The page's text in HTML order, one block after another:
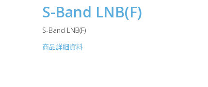
S-Band LNB(F)
S-Band LNB(F)
商品詳細資料